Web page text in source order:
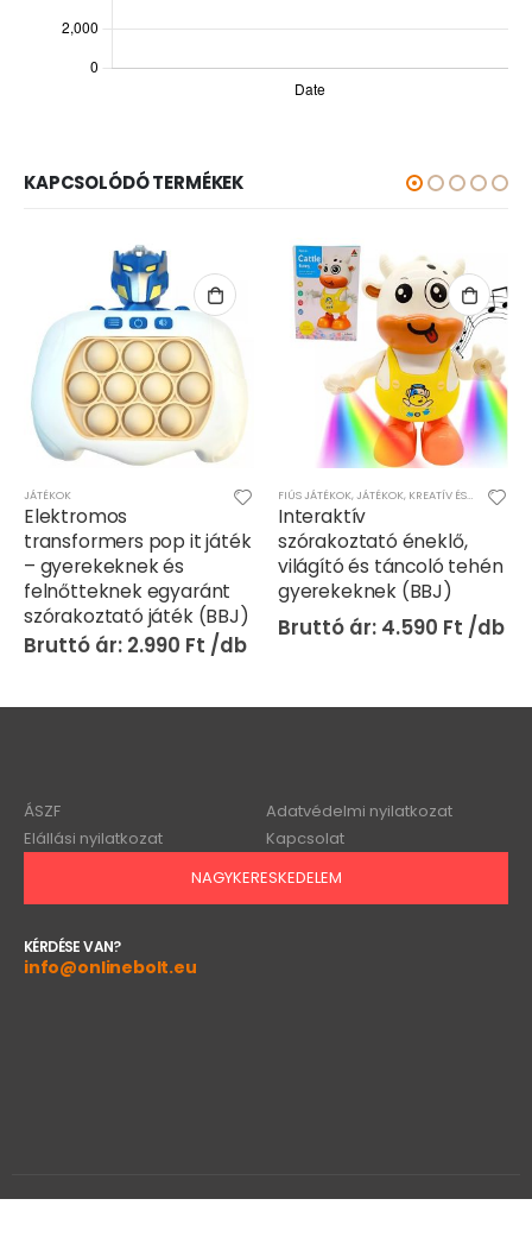
KAPCSOLÓDÓ TERMÉKEK
JÁTÉKOK
Elektromos
transformers pop it játék
– gyerekeknek és
felnőtteknek egyaránt
szórakoztató játék (BBJ)
2.990 Ft
FIÚS JÁTÉKOK,JÁTÉKOK, KREATÍV ÉS KÉSZSÉGFEJLESZTŐ JÁTÉKOK
Interaktív
szórakoztató éneklő,
világító és táncoló tehén
gyerekeknek (BBJ)
4.590 Ft
ÁSZF
Adatvédelmi nyilatkozat
Elállási nyilatkozat
Kapcsolat
NAGYKERESKEDELEM
KÉRDÉSE VAN?
info@onlinebolt.eu